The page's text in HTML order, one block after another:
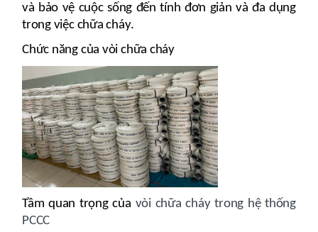
và bảo vệ cuộc sống đến tính đơn giản và đa dụng
trong việc chữa cháy.
Chức năng của vòi chữa cháy
Tầm quan trọng của vòi chữa cháy trong hệ thống
PCCC